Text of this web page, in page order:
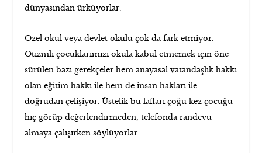
dünyasından ürküyorlar.
Özel okul veya devlet okulu çok da fark etmiyor.
Otizmli çocuklarımızı okula kabul etmemek için öne
sürülen bazı gerekçeler hem anayasal vatandaşlık hakkı
olan eğitim hakkı ile hem de insan hakları ile
doğrudan çelişiyor. Üstelik bu lafları çoğu kez çocuğu
hiç görüp değerlendirmeden, telefonda randevu
almaya çalışırken söylüyorlar.